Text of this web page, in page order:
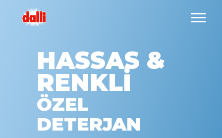
HASSAS &
RENKLİ
ÖZEL
DETERJAN